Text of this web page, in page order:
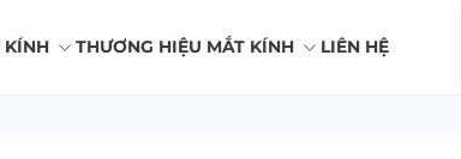
KÍNH THƯƠNG HIỆU MẮT KÍNH LIÊN HỆ